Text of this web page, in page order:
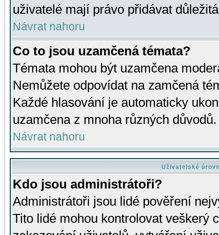
uživatelé mají právo přidávat
Návrat nahoru
Co to jsou uzamčená témata?
Témata mohou být uzamčena
Nemůžete odpovídat na zamčená
Každé hlasování je automaticky
uzamčena z mnoha různých důvodů.
Návrat nahoru
Uživatelské
Kdo jsou administrátoři?
Administrátoři jsou lidé pověření
Tito lidé mohou kontrolovat veškerý